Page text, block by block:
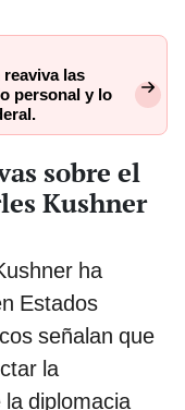
las
personal y lo
sobre el
Kushner
ha
Estados
señalan que
la
la diplomacia